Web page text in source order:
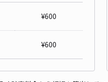
¥600
¥600